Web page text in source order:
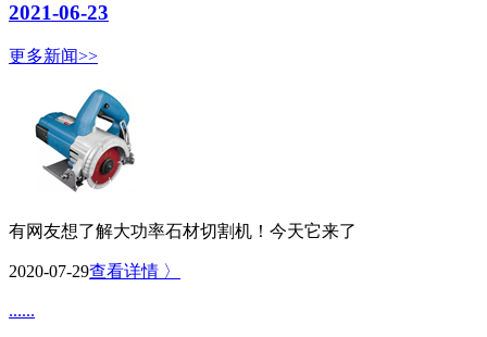
2021-06-23
更多新闻>>
有网友想了解大功率石材切割机！今天它来了
2020-07-29查看详情 〉
......